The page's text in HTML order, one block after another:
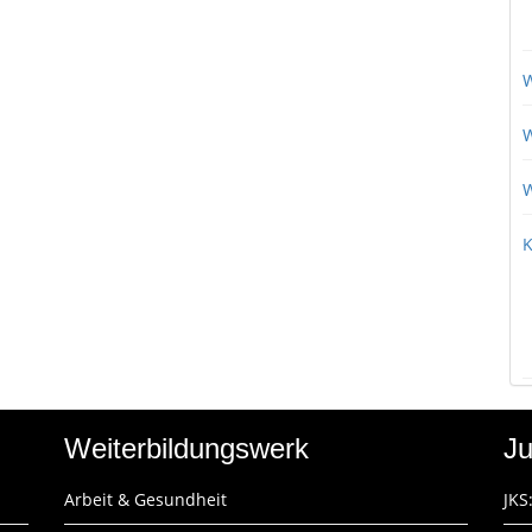
Weiterbildungswerk
Arbeit & Gesundheit